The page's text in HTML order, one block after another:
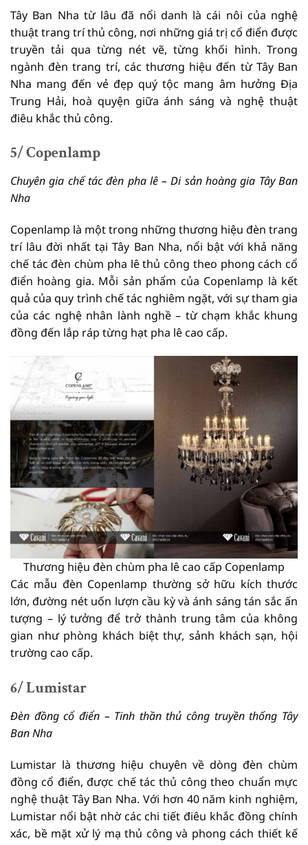
Tây Ban Nha từ lâu đã nổi danh là cái nôi của nghệ
thuật trang trí thủ công, nơi những giá trị cổ điển được
truyền tải qua từng nét vẽ, từng khối hình. Trong
ngành đèn trang trí, các thương hiệu đến từ Tây Ban
Nha mang đến vẻ đẹp quý tộc mang âm hưởng Địa
Trung Hải, hoà quyện giữa ánh sáng và nghệ thuật
điêu khắc thủ công.
5/ Copenlamp
Chuyên gia chế tác đèn pha lê – Di sản hoàng gia Tây Ban
Nha
Copenlamp là một trong những thương hiệu đèn trang
trí lâu đời nhất tại Tây Ban Nha, nổi bật với khả năng
chế tác đèn chùm pha lê thủ công theo phong cách cổ
điển hoàng gia. Mỗi sản phẩm của Copenlamp là kết
quả của quy trình chế tác nghiêm ngặt, với sự tham gia
của các nghệ nhân lành nghề – từ chạm khắc khung
đồng đến lắp ráp từng hạt pha lê cao cấp.
Thương hiệu đèn chùm pha lê cao cấp Copenlamp
Các mẫu đèn Copenlamp thường sở hữu kích thước
lớn, đường nét uốn lượn cầu kỳ và ánh sáng tán sắc ấn
tượng – lý tưởng để trở thành trung tâm của không
gian như phòng khách biệt thự, sảnh khách sạn, hội
trường cao cấp.
6/ Lumistar
Đèn đồng cổ điển – Tinh thần thủ công truyền thống Tây
Ban Nha
Lumistar là thương hiệu chuyên về dòng đèn chùm
đồng cổ điển, được chế tác thủ công theo chuẩn mực
nghệ thuật Tây Ban Nha. Với hơn 40 năm kinh nghiệm,
Lumistar nổi bật nhờ các chi tiết điêu khắc đồng chính
xác, bề mặt xử lý mạ thủ công và phong cách thiết kế